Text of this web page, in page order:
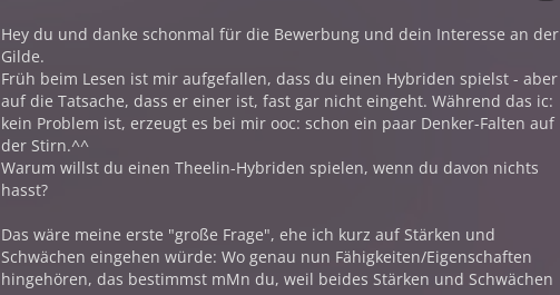
Hey du und danke schonmal für die Bewerbung und dein Interesse an der
Gilde.
Früh beim Lesen ist mir aufgefallen, dass du einen Hybriden spielst - aber
auf die Tatsache, dass er einer ist, fast gar nicht eingeht. Während das ic:
kein Problem ist, erzeugt es bei mir ooc: schon ein paar Denker-Falten auf
der Stirn.^^
Warum willst du einen Theelin-Hybriden spielen, wenn du davon nichts
hasst?
Das wäre meine erste "große Frage", ehe ich kurz auf Stärken und
Schwächen eingehen würde: Wo genau nun Fähigkeiten/Eigenschaften
hingehören, das bestimmst mMn du, weil beides Stärken und Schwächen